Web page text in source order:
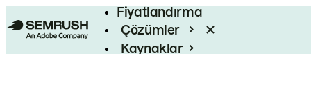
Fiyatlandırma
Çözümler
Kaynaklar